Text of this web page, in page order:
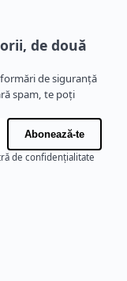
de două
de siguranță
spam, te poți
Abonează-te
de confidențialitate